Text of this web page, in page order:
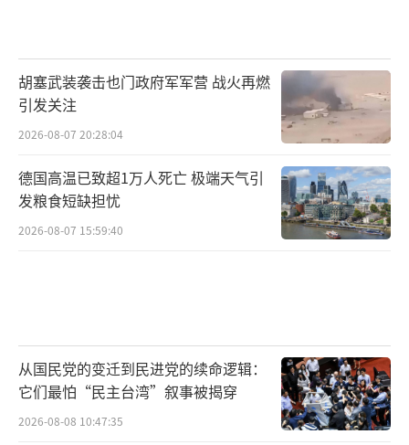
胡塞武装袭击也门政府军军营 战火再燃
引发关注
2026-08-07 20:28:04
德国高温已致超1万人死亡 极端天气引
发粮食短缺担忧
2026-08-07 15:59:40
从国民党的变迁到民进党的续命逻辑：
它们最怕“民主台湾”叙事被揭穿
2026-08-08 10:47:35